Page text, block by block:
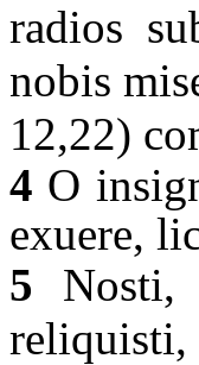
radios
nobis
12,22)
4 O
exuere,
5 Nosti,
reliquisti,